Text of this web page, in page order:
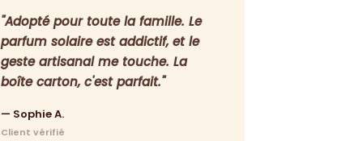
"Adopté pour toute la famille. Le
parfum solaire est addictif, et le
geste artisanal me touche. La
boîte carton, c'est parfait."
— Sophie A.
Client vérifié